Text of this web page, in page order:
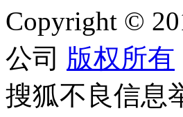
Copyright ©
公司 版权所有
搜狐不良信息